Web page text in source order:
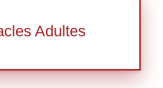
Adultes